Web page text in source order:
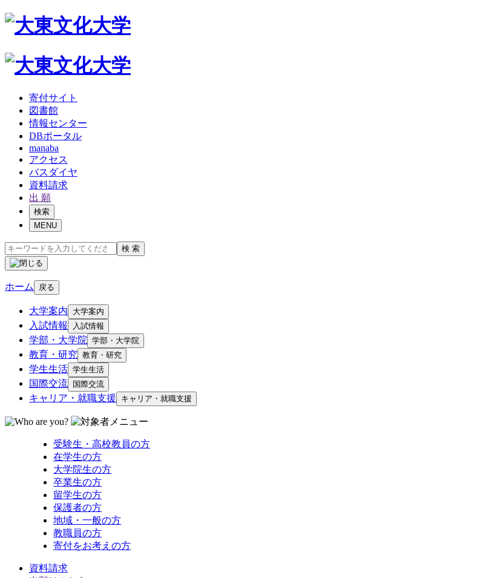
寄付サイト
図書館
情報センター
DBポータル
manaba
アクセス
バスダイヤ
資料請求
出 願
検索
MENU
検 索
ホーム 戻る
大学案内 大学案内
入試情報 入試情報
学部・大学院 学部・大学院
教育・研究 教育・研究
学生生活 学生生活
国際交流 国際交流
キャリア・就職支援 キャリア・就職支援
受験生・高校教員の方
在学生の方
大学院生の方
卒業生の方
留学生の方
保護者の方
地域・一般の方
教職員の方
寄付をお考えの方
資料請求